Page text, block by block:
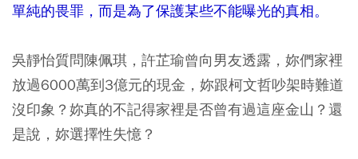
單純的畏罪，而是為了保護某些不能曝光的真相。
吳靜怡質問陳佩琪，許芷瑜曾向男友透露，妳們家裡
放過6000萬到3億元的現金，妳跟柯文哲吵架時難道
沒印象？妳真的不記得家裡是否曾有過這座金山？還
是說，妳選擇性失憶？